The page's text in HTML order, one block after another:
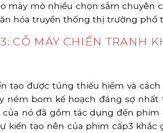
mày mò nhiều chọn sắm
hóa truyền thống thị trường phổ
CỖ MÁY CHIẾN TRANH
tạo được túng thiếu hiểm và
bom kế hoạch đáng sợ
nó đã gồm tác dụng đến
kiến tạo nên của phim cấp3